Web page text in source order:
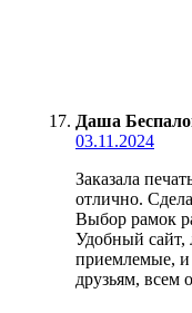
Даша
03.11.2024
Заказала
отлично.
Выбор рамок
Удобный сайт,
приемлемые, и
друзьям, всем